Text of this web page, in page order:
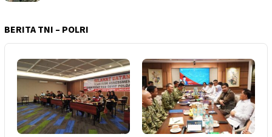
BERITA TNI – POLRI